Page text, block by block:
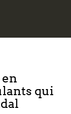
qui